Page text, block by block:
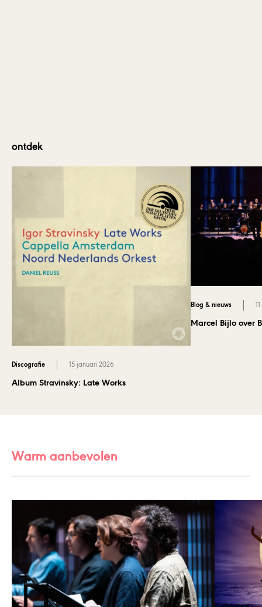
ontdek
Discografie 15 januari 2026
Album Stravinsky: Late Works
Blog & nieuws
Marcel Bijlo over
Warm aanbevolen